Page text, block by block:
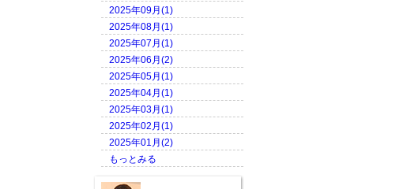
2025年09月(1)
2025年08月(1)
2025年07月(1)
2025年06月(2)
2025年05月(1)
2025年04月(1)
2025年03月(1)
2025年02月(1)
2025年01月(2)
もっとみる